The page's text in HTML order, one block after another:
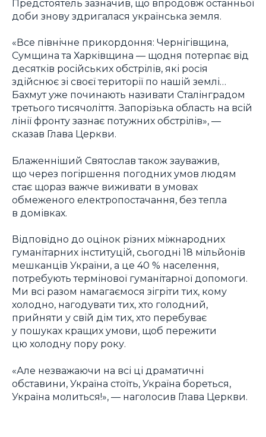
Предстоятель зазначив, що впродовж останньої
доби знову здригалася українська земля.
«Все північне прикордоння: Чернігівщина,
Сумщина та Харківщина — щодня потерпає від
десятків російських обстрілів, які росія
здійснює зі своєї території по нашій землі…
Бахмут уже починають називати Сталінградом
третього тисячоліття. Запорізька область на всій
лінії фронту зазнає потужних обстрілів», —
сказав Глава Церкви.
Блаженніший Святослав також зауважив,
що через погіршення погодних умов людям
стає щораз важче виживати в умовах
обмеженого електропостачання, без тепла
в домівках.
Відповідно до оцінок різних міжнародних
гуманітарних інституцій, сьогодні 18 мільйонів
мешканців України, а це 40 % населення,
потребують термінової гуманітарної допомоги.
Ми всі разом намагаємося зігріти тих, кому
холодно, нагодувати тих, хто голодний,
прийняти у свій дім тих, хто перебуває
у пошуках кращих умови, щоб пережити
цю холодну пору року.
«Але незважаючи на всі ці драматичні
обставини, Україна стоїть, Україна бореться,
Україна молиться!», — наголосив Глава Церкви.